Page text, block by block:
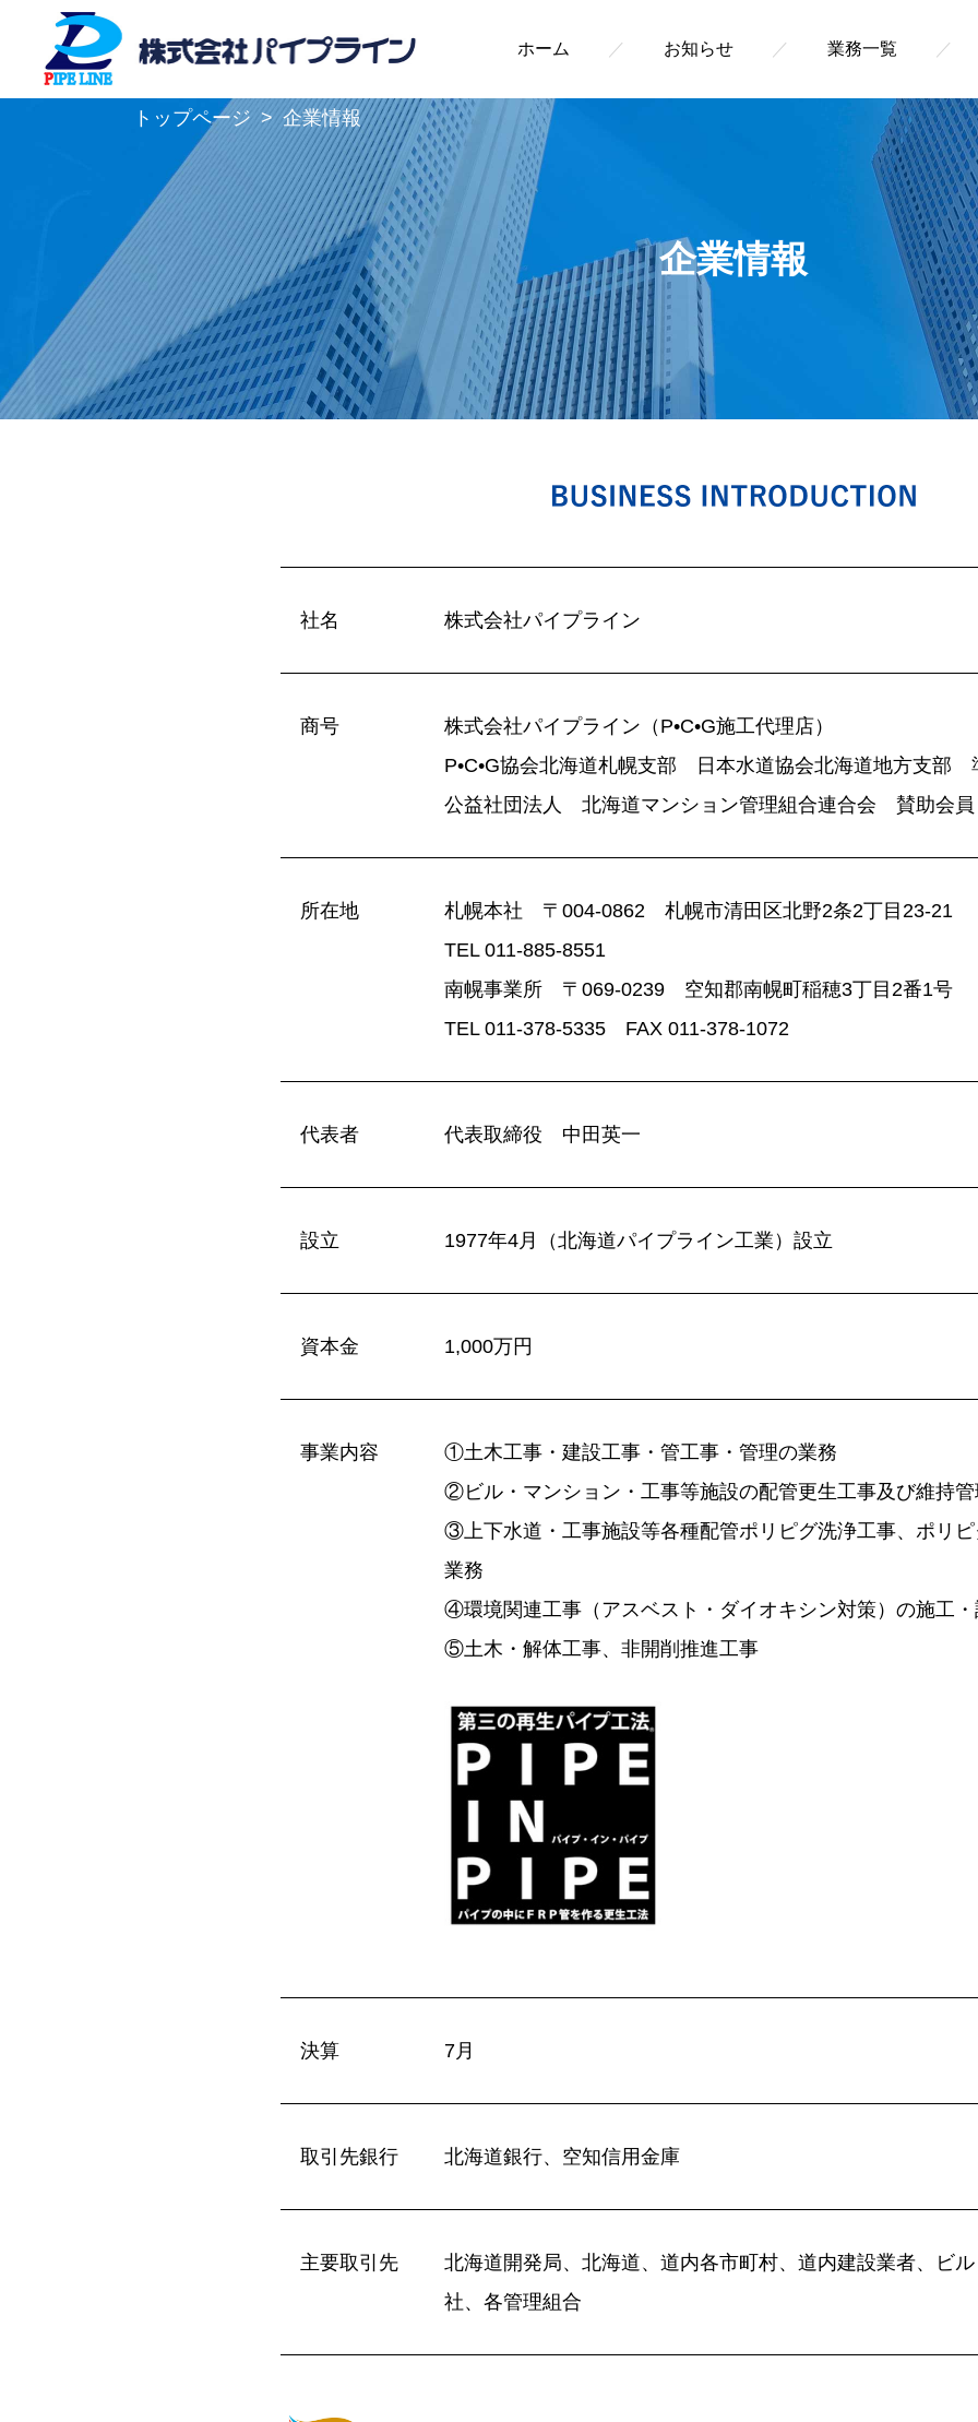
ホーム ／ お知らせ ／ 業務一覧 ／
トップページ > 企業情報
企業情報
社名 株式会社パイプライン
商号
株式会社パイプライン（P•C•G施工代理店）
P•C•G協会北海道札幌支部 日本水道協会北海道地方支部
公益社団法人 北海道マンション管理組合連合会 賛助会員
所在地
札幌本社 〒004-0862 札幌市清田区北野2条2丁目23-21
TEL 011-885-8551
南幌事業所 〒069-0239 空知郡南幌町稲穂3丁目2番1号
TEL 011-378-5335 FAX 011-378-1072
代表者 代表取締役 中田英一
設立 1977年4月（北海道パイプライン工業）設立
資本金 1,000万円
事業内容
①土木工事・建設工事・管工事・管理の業務
②ビル・マンション・工事等施設の配管更生工事及び維持管
③上下水道・工事施設等各種配管ポリピグ洗浄工事、ポリ
業務
④環境関連工事（アスベスト・ダイオキシン対策）の施工
⑤土木・解体工事、非開削推進工事
決算 7月
取引先銀行 北海道銀行、空知信用金庫
主要取引先
北海道開発局、北海道、道内各市町村、道内建設業者、ビ
社、各管理組合